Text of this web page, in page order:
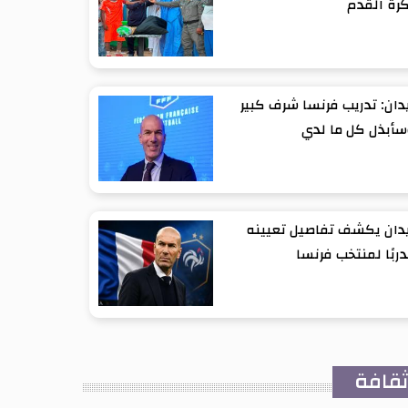
القدم
تدريب فرنسا شرف كبير
كل ما لدي
يكشف تفاصيل تعيينه
لمنتخب فرنسا
ثقافة